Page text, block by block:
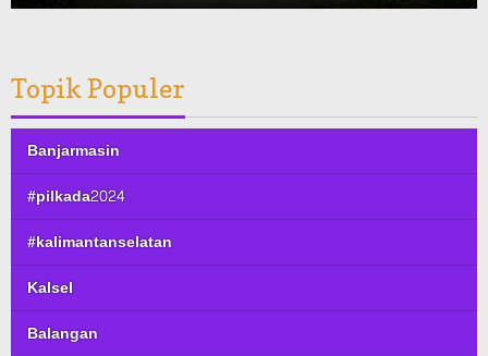
Topik Populer
Banjarmasin
#pilkada2024
#kalimantanselatan
Kalsel
Balangan